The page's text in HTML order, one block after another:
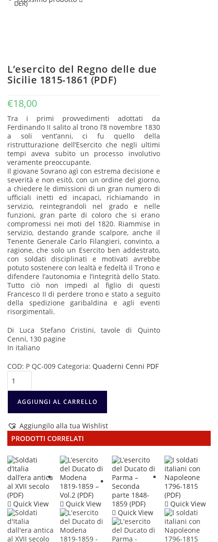
L’esercito del Regno delle due
Sicilie 1815-1861 (PDF)
€18,00
Tra i primi provvedimenti adottati da
Ferdinando II salito al trono l’8 novembre 1830
a soli vent’anni, ci fu quello della
ristrutturazione dell’Esercito che negli ultimi
tempi aveva subito un processo involutivo
veramente preoccupante.
Il giovane Sovrano agì con estrema decisione e
severità e non esitò, con un ordine del giorno,
a chiedere le dimissioni di un gran numero di
ufficiali inetti ed incapaci, richiamando in
servizio, reintegrandoli nel grado e nelle
funzioni, gran parte di coloro che si erano
compromessi nei moti del 1820. Riammise in
servizio, destando grande scalpore, anche il
Tenente Generale Carlo Filangieri, convinto, a
ragione, che solo un Esercito ben addestrato,
con soldati disciplinati e motivati avrebbe
potuto sostenere con lealtà e fedeltà il Trono e
difendere l’autonomia e l’integrità dello Stato.
Tutto ciò non impedi al figlio di questi
Francesco II di perdere trono e stato a seguito
della spedizione garibaldina e agli eventi
risorgimentali.
Di Luca Stefano Cristini, tavole di Quinto
Cenni, 130 pagine
In italiano
COD: P QC-009 Categoria: Quaderni Cenni PDF
L'esercito
del
Regno
delle
1815-
1861
(PDF)
quantità
AGGIUNGI AL CARRELLO
Aggiungilo alla tua Wishlist
PRODOTTI CORRELATI
Quick View Quick View
Quick View
Quick View